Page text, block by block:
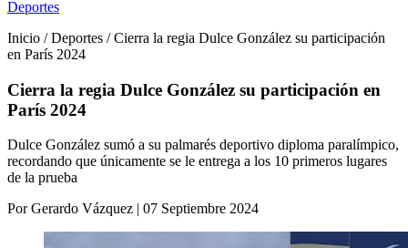
Deportes
Inicio / Deportes / Cierra la regia Dulce González su participación
en París 2024
Cierra la regia Dulce González su participación en
París 2024
Dulce González sumó a su palmarés deportivo diploma paralímpico,
recordando que únicamente se le entrega a los 10 primeros lugares
de la prueba
Por Gerardo Vázquez | 07 Septiembre 2024